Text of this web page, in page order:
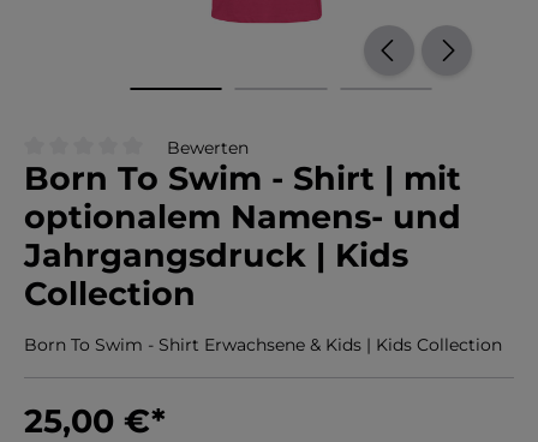
Durchschnittliche Bewertung von 0 von 5 Sternen
Bewerten
Born To Swim - Shirt | mit
optionalem Namens- und
Jahrgangsdruck | Kids
Collection
Born To Swim - Shirt Erwachsene & Kids | Kids Collection
25,00 €*